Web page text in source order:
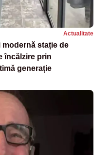
Actualitate
stație de
încălzire prin
generație